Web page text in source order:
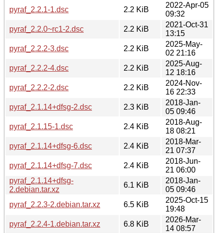
pyraf_2.2.1-1.dsc
2.2 KiB
2022-Apr-05
09:32
pyraf_2.2.0~rc1-2.dsc
2.2 KiB
2021-Oct-31
13:15
pyraf_2.2.2-3.dsc
2.2 KiB
2025-May-
02 21:16
pyraf_2.2.2-4.dsc
2.2 KiB
2025-Aug-
12 18:16
pyraf_2.2.2-2.dsc
2.2 KiB
2024-Nov-
16 22:33
pyraf_2.1.14+dfsg-2.dsc
2.3 KiB
2018-Jan-
05 09:46
pyraf_2.1.15-1.dsc
2.4 KiB
2018-Aug-
18 08:21
pyraf_2.1.14+dfsg-6.dsc
2.4 KiB
2018-Mar-
21 07:37
pyraf_2.1.14+dfsg-7.dsc
2.4 KiB
2018-Jun-
21 06:00
pyraf_2.1.14+dfsg-
2.debian.tar.xz
6.1 KiB
2018-Jan-
05 09:46
pyraf_2.2.3-2.debian.tar.xz
6.5 KiB
2025-Oct-15
19:48
pyraf_2.2.4-1.debian.tar.xz
6.8 KiB
2026-Mar-
14 08:57